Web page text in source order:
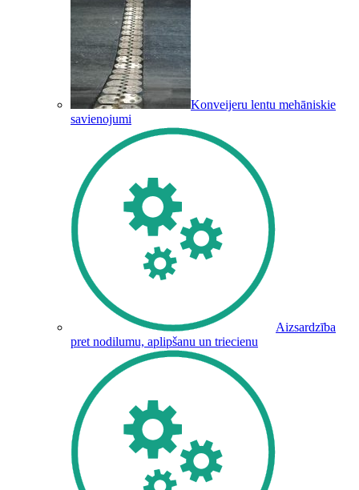
Konveijeru lentu mehāniskie
savienojumi
Aizsardzība
pret nodilumu, aplipšanu un triecienu